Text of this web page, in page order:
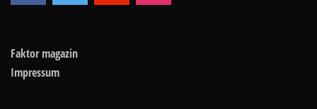
Faktor magazin
Impressum